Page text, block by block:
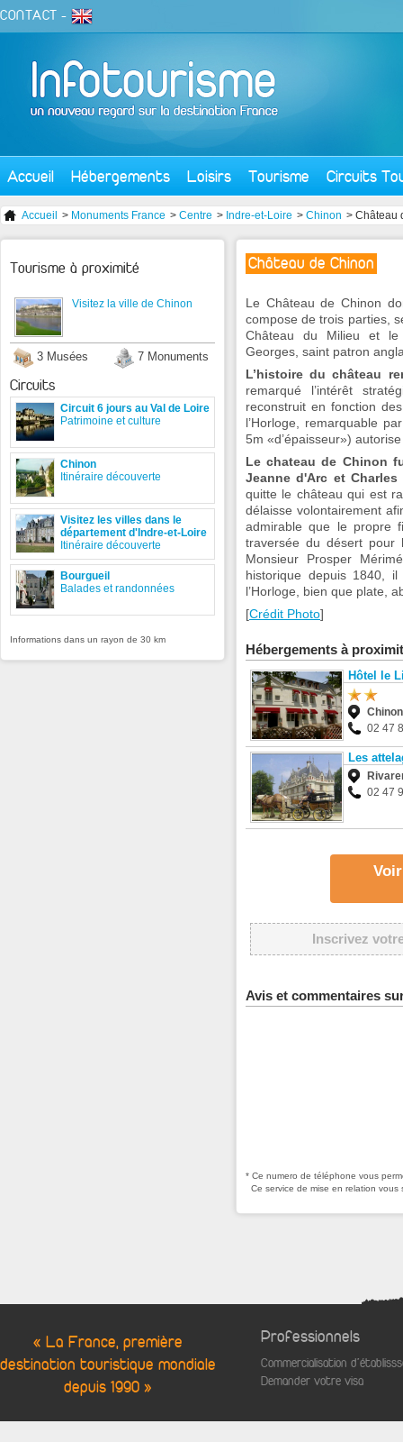
CONTACT -
Accueil Hébergements Loisirs Tourisme Circuits
Accueil > Monuments France > Centre > Indre-et-Loire > Chinon > Château
Château de Chinon
Le Château de Chinon
compose de trois parties,
Château du Milieu et le
Georges, saint patron
L’histoire du château
remarqué l’intérêt
reconstruit en fonction
l’Horloge, remarquable
5m «d’épaisseur»)
Le chateau de Chinon
Jeanne d'Arc et Charles
quitte le château qui est
délaisse volontairement
admirable que le propre
traversée du désert pour
Monsieur Prosper
historique depuis 1840,
l’Horloge, bien que plate,
[Crédit Photo]
Hébergements à
Hôtel le
Chinon
02 47
Les
02 47
Inscrivez
Avis et commentaires
* Ce numero de téléphone vous
Ce service de mise en relation
Tourisme à proximité
Visitez la ville de Chinon
3 Musées 7 Monuments
Circuits
Circuit 6 jours au Val de Loire
Patrimoine et culture
Chinon
Itinéraire découverte
Visitez les villes dans le
département d'Indre-et-Loire
Itinéraire découverte
Bourgueil
Balades et randonnées
Informations dans un rayon de 30 km
« La France, première
destination touristique mondiale
depuis 1990 »
Professionnels
Commercialisation
Demander votre visa